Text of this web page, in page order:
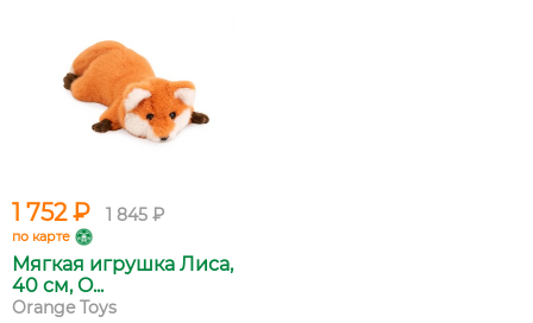
1 752 ₽ 1 845 ₽
по карте
Мягкая игрушка Лиса,
40 см, O...
Orange Toys